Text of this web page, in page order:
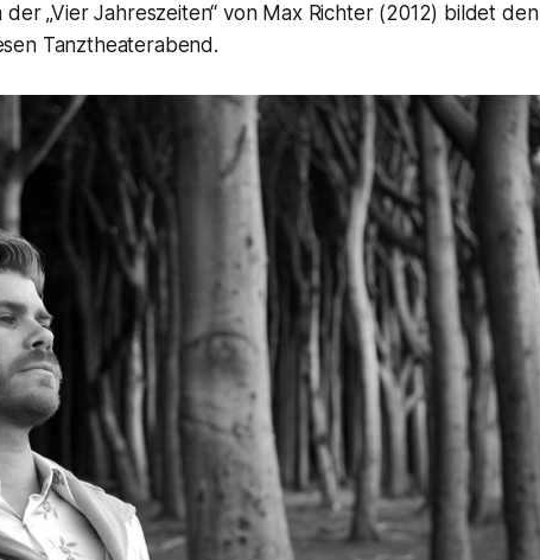
„Vier Jahreszeiten“ von Max Richter (2012) bildet den
Tanztheaterabend.